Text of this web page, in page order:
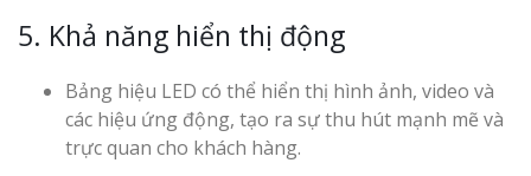
5. Khả năng hiển thị động
Bảng hiệu LED có thể hiển thị hình ảnh, video và
các hiệu ứng động, tạo ra sự thu hút mạnh mẽ và
trực quan cho khách hàng.